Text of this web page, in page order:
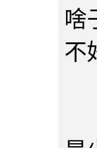
啥
不